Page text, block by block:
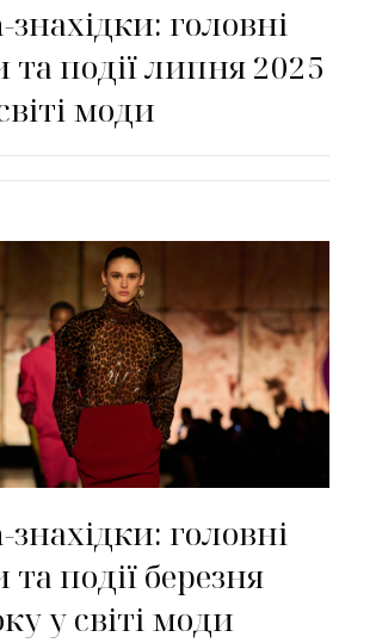
знахідки: головні
події липня 2025
моди
знахідки: головні
події березня
у світі моди